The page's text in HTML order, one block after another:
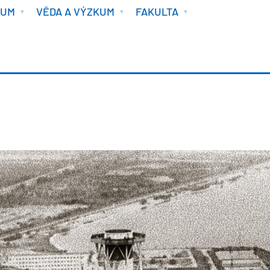
VĚDA A VÝZKUM FAKULTA